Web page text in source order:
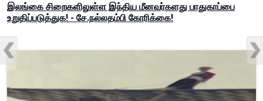
இலங்கை சிறைகளிலுள்ள இந்திய மீனவர்களது பாதுகாப்பை
உறுதிப்படுத்துக! - சே.நல்லதம்பி கோரிக்கை!